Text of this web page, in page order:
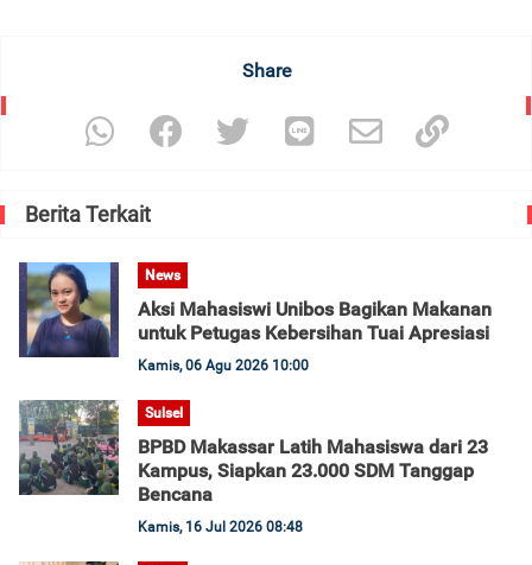
Share
Berita Terkait
News
Aksi Mahasiswi Unibos Bagikan Makanan
untuk Petugas Kebersihan Tuai Apresiasi
Kamis, 06 Agu 2026 10:00
Sulsel
BPBD Makassar Latih Mahasiswa dari 23
Kampus, Siapkan 23.000 SDM Tanggap
Bencana
Kamis, 16 Jul 2026 08:48